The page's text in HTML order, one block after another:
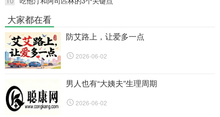
大家都在看
防艾路上，让爱多一点
2026-06-02
男人也有“大姨夫”生理周期
2026-06-02